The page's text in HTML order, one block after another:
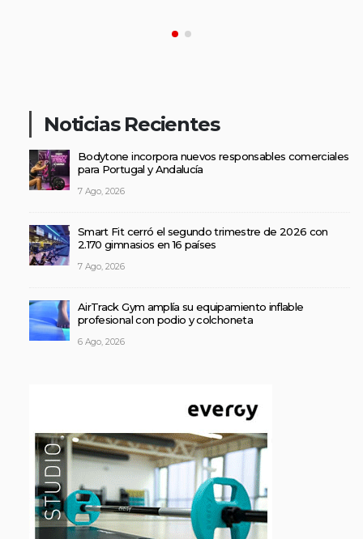
Noticias Recientes
Bodytone incorpora nuevos responsables comerciales
para Portugal y Andalucía
7 Ago, 2026
Smart Fit cerró el segundo trimestre de 2026 con
2.170 gimnasios en 16 países
7 Ago, 2026
AirTrack Gym amplía su equipamiento inflable
profesional con podio y colchoneta
6 Ago, 2026